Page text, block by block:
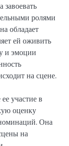
ролями
обладает
ей оживить
и эмоции
на сцене.
участие в
оценку
Она
на